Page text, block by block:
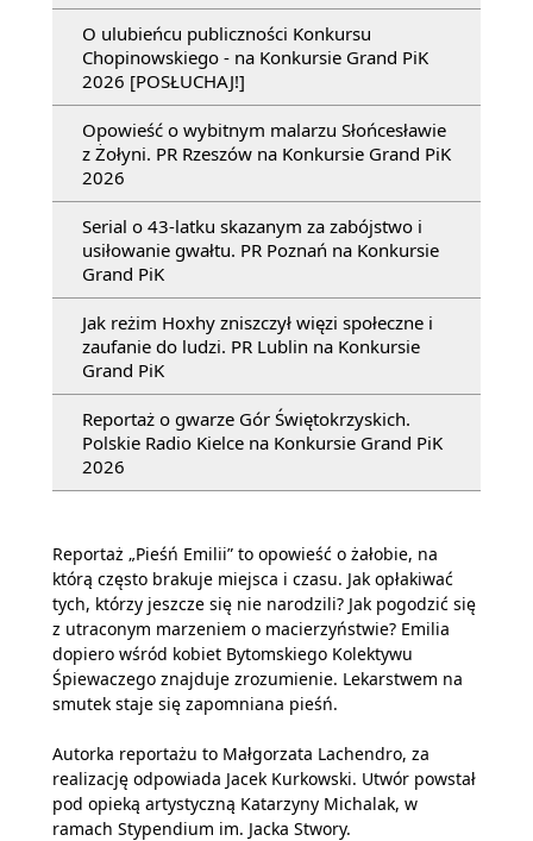
O ulubieńcu publiczności Konkursu
Chopinowskiego - na Konkursie Grand PiK
2026 [POSŁUCHAJ!]
Opowieść o wybitnym malarzu Słońcesławie
z Żołyni. PR Rzeszów na Konkursie Grand PiK
2026
Serial o 43-latku skazanym za zabójstwo i
usiłowanie gwałtu. PR Poznań na Konkursie
Grand PiK
Jak reżim Hoxhy zniszczył więzi społeczne i
zaufanie do ludzi. PR Lublin na Konkursie
Grand PiK
Reportaż o gwarze Gór Świętokrzyskich.
Polskie Radio Kielce na Konkursie Grand PiK
2026
Reportaż „Pieśń Emilii” to opowieść o żałobie, na
którą często brakuje miejsca i czasu. Jak opłakiwać
tych, którzy jeszcze się nie narodzili? Jak pogodzić się
z utraconym marzeniem o macierzyństwie? Emilia
dopiero wśród kobiet Bytomskiego Kolektywu
Śpiewaczego znajduje zrozumienie. Lekarstwem na
smutek staje się zapomniana pieśń.
Autorka reportażu to Małgorzata Lachendro, za
realizację odpowiada Jacek Kurkowski. Utwór powstał
pod opieką artystyczną Katarzyny Michalak, w
ramach Stypendium im. Jacka Stwory.